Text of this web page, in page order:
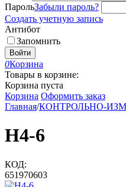
ПарольЗабыли пароль?
Создать учетную запись
Антибот
Запомнить
Войти
0Корзина
Товары в корзине:
Корзина пуста
Корзина Оформить заказ
Главная/КОНТРОЛЬНО-
Н4-6
КОД:
651970603